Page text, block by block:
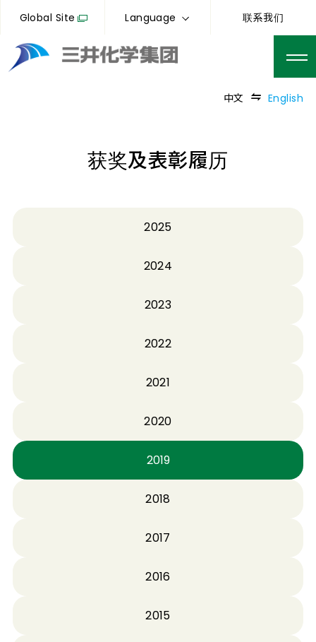
Global Site Language 联系我们
中文 English
获奖及表彰履历
2025
2024
2023
2022
2021
2020
2019
2018
2017
2016
2015